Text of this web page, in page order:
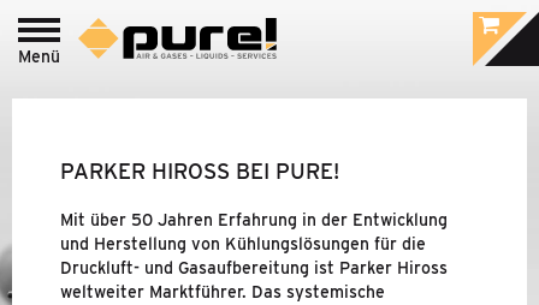
INDUSTRIE - DRUCKLUFT-&
GASAUFBEREITUNG
Menü
PARKER HIROSS BEI PURE!
Mit über 50 Jahren Erfahrung in der Entwicklung
und Herstellung von Kühlungslösungen für die
Druckluft- und Gasaufbereitung ist Parker Hiross
weltweiter Marktführer. Das systemische